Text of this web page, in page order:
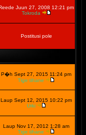
Juun 27, 2008 12:21 pm
Tokroda
Postitusi pole
P�h Sept 27, 2015 11:24 pm
Tige tihane
Laup Sept 12, 2015 10:22 pm
Urki
Laup Nov 17, 2012 1:28 am
Tige tihane